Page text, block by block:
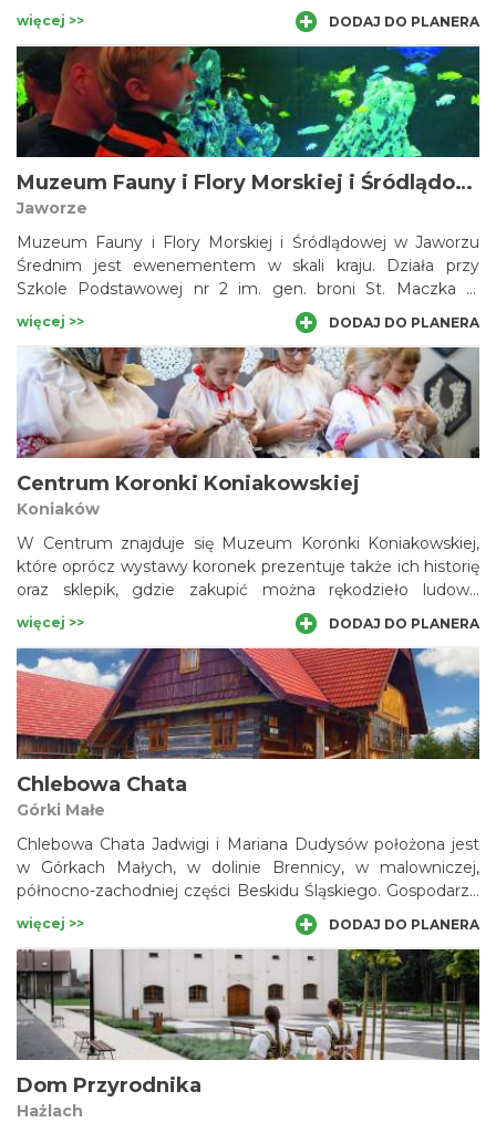
Beskidzkiego Domu Zielin „Przytulia”. Multimedialna
wystawa stała obrazuje funkcjonowanie ziół w kulturze i
życiu codziennym górali śląskich. Wokół budynku znajduje
się herbarium – ogródek ziołowy. W trakcie zwiedzania
przewidziana jest również projekcja filmu promocyjnego
oraz degustacja owocowo-ziołowej herbaty breńskiej.
Kalendarz wydarzeń pełen jest ziołowych warsztatów,
koncertów i spektakli.
więcej >> DODAJ DO PLANERA
Muzeum Fauny i Flory Morskiej i Śródlądowej w Jaworzu
Jaworze
Muzeum Fauny i Flory Morskiej i Śródlądowej w Jaworzu
Średnim jest ewenementem w skali kraju. Działa przy
Szkole Podstawowej nr 2 im. gen. broni St. Maczka w
Jaworzu i istnieje dzięki zaangażowaniu uczniów i
nauczycieli tej szkoły. Powstało dzięki hojności jednego z
mieszkańców – bosmana Erwina Pasternego. Podarował on
przygotowane przez siebie zbiory fauny i flory mórz
południowych swojej dawnej szkole. W 2011 r. narodziły się
plany budowy nowoczesnego budynku Muzeum.
więcej >> DODAJ DO PLANERA
Centrum Koronki Koniakowskiej
Koniaków
W Centrum znajduje się Muzeum Koronki Koniakowskiej,
które oprócz wystawy koronek prezentuje także ich historię
oraz sklepik, gdzie zakupić można rękodzieło ludowe
charakterystyczne dla Trójwsi Beskidzkiej na czele z
koniakowskimi koronkami.
więcej >> DODAJ DO PLANERA
Chlebowa Chata
Górki Małe
Chlebowa Chata Jadwigi i Mariana Dudysów położona jest
w Górkach Małych, w dolinie Brennicy, w malowniczej,
północno-zachodniej części Beskidu Śląskiego. Gospodarze
Chaty zapraszają na spotkanie z „okruchem” tradycji.
Możemy zapoznać się tutaj z tajnikami wypieku chleba,
wyrobu masła i sera czy pozyskiwania miodu. Chata może
być początkiem lub zakończeniem wycieczek górskich w
pasma Równicy lub Klimczoka i Błatniej.
więcej >> DODAJ DO PLANERA
Dom Przyrodnika
Hażlach